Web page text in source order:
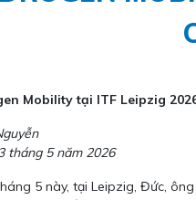
Mobility tại ITF Leipzig
tháng 5 năm 2026
5 này, tại Leipzig, Đức,